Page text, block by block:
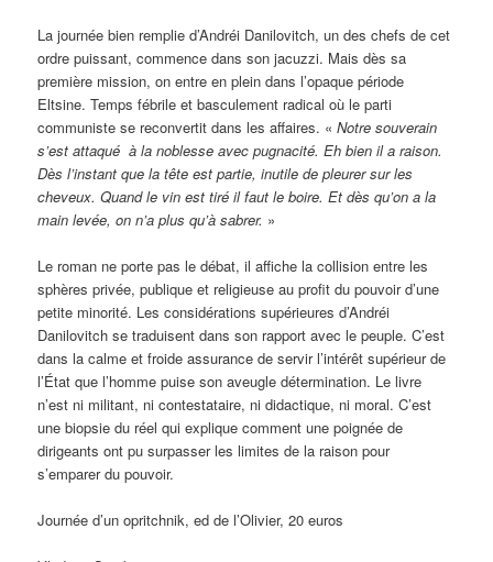
La journée bien remplie d’Andréi Danilovitch, un des chefs de cet
ordre puissant, commence dans son jacuzzi. Mais dès sa
première mission, on entre en plein dans l’opaque période
Eltsine. Temps fébrile et basculement radical où le parti
communiste se reconvertit dans les affaires. «Notre souverain
s’est attaqué à la noblesse avec pugnacité. Eh bien il a raison.
Dès l’instant que la tête est partie, inutile de pleurer sur les
cheveux. Quand le vin est tiré il faut le boire. Et dès qu’on a la
main levée, on n’a plus qu’à sabrer. »
Le roman ne porte pas le débat, il affiche la collision entre les
sphères privée, publique et religieuse au profit du pouvoir d’une
petite minorité. Les considérations supérieures d’Andréi
Danilovitch se traduisent dans son rapport avec le peuple. C’est
dans la calme et froide assurance de servir l’intérêt supérieur de
l’État que l’homme puise son aveugle détermination. Le livre
n’est ni militant, ni contestataire, ni didactique, ni moral. C’est
une biopsie du réel qui explique comment une poignée de
dirigeants ont pu surpasser les limites de la raison pour
s’emparer du pouvoir.
Journée d’un opritchnik, ed de l’Olivier, 20 euros